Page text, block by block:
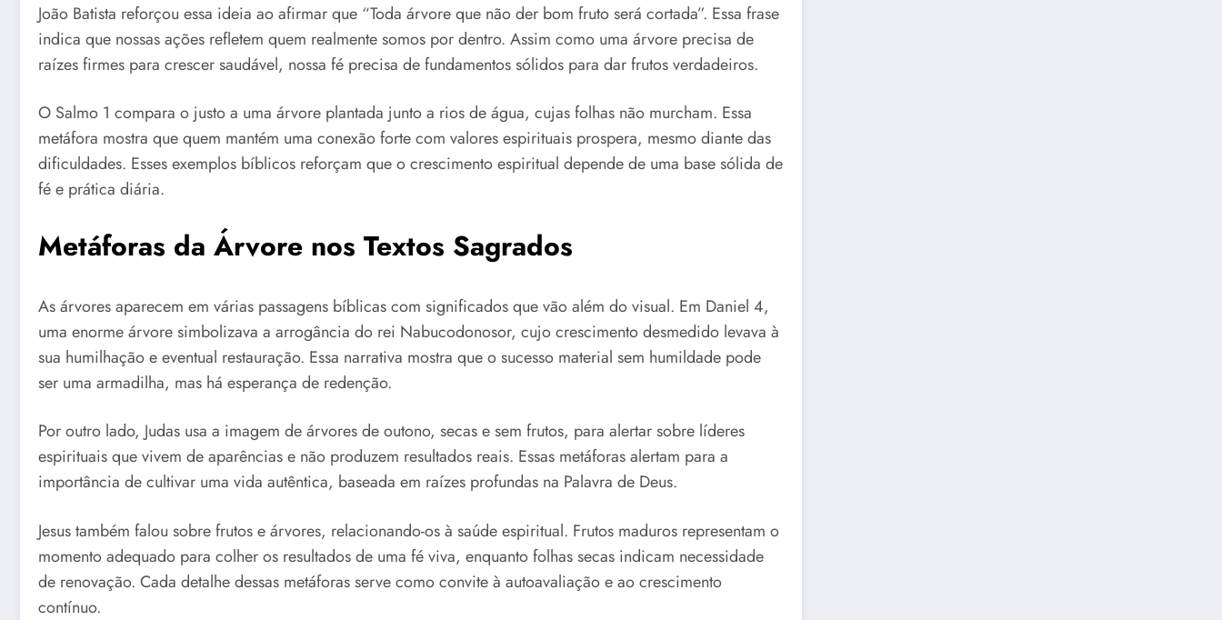
João Batista reforçou essa ideia ao afirmar que “Toda árvore que não der bom fruto será cortada”. Essa frase
indica que nossas ações refletem quem realmente somos por dentro. Assim como uma árvore precisa de
raízes firmes para crescer saudável, nossa fé precisa de fundamentos sólidos para dar frutos verdadeiros.
O Salmo 1 compara o justo a uma árvore plantada junto a rios de água, cujas folhas não murcham. Essa
metáfora mostra que quem mantém uma conexão forte com valores espirituais prospera, mesmo diante das
dificuldades. Esses exemplos bíblicos reforçam que o crescimento espiritual depende de uma base sólida de
fé e prática diária.
Metáforas da Árvore nos Textos Sagrados
As árvores aparecem em várias passagens bíblicas com significados que vão além do visual. Em Daniel 4,
uma enorme árvore simbolizava a arrogância do rei Nabucodonosor, cujo crescimento desmedido levava à
sua humilhação e eventual restauração. Essa narrativa mostra que o sucesso material sem humildade pode
ser uma armadilha, mas há esperança de redenção.
Por outro lado, Judas usa a imagem de árvores de outono, secas e sem frutos, para alertar sobre líderes
espirituais que vivem de aparências e não produzem resultados reais. Essas metáforas alertam para a
importância de cultivar uma vida autêntica, baseada em raízes profundas na Palavra de Deus.
Jesus também falou sobre frutos e árvores, relacionando-os à saúde espiritual. Frutos maduros representam o
momento adequado para colher os resultados de uma fé viva, enquanto folhas secas indicam necessidade
de renovação. Cada detalhe dessas metáforas serve como convite à autoavaliação e ao crescimento
contínuo.